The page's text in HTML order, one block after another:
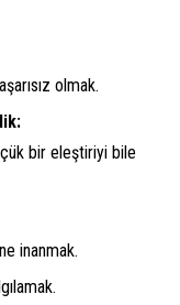
olmak.
bir eleştiriyi bile
inanmak.